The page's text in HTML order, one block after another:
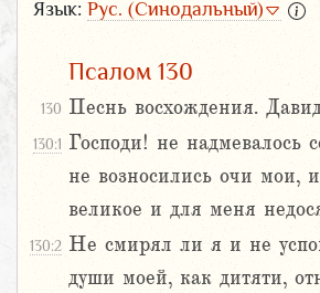
Язык: Рус. (Синодальный)
Псалом 130
130 Песнь восхождения.
130:1 Господи! не надмевалось
не возносились очи мои,
великое и для меня
130:2 Не смирял ли я и не
души моей, как дитяти,